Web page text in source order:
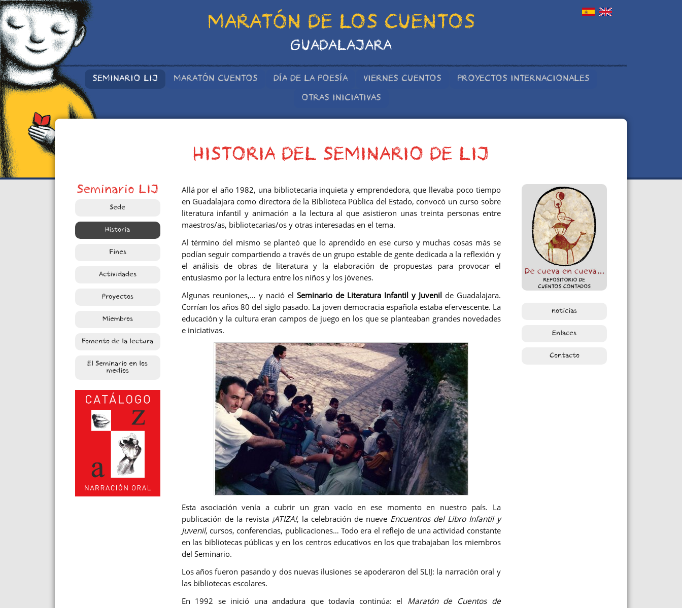
MARATÓN DE LOS CUENTOS
GUADALAJARA
SEMINARIO LIJ MARATÓN CUENTOS DÍA DE LA POESÍA VIERNES CUENTOS PROYECTOS INTERNACIONALES
OTRAS INICIATIVAS
HISTORIA DEL SEMINARIO DE LIJ
Seminario LIJ
Sede
Historia
Fines
Actividades
Proyectos
Miembros
Fomento de la lectura
El Seminario en los
medios
noticias
Enlaces
Contacto
Allá por el año 1982, una bibliotecaria inquieta y emprendedora, que llevaba poco tiempo
en Guadalajara como directora de la Biblioteca Pública del Estado, convocó un curso sobre
literatura infantil y animación a la lectura al que asistieron unas treinta personas entre
maestros/as, bibliotecarias/os y otras interesadas en el tema.
Al término del mismo se planteó que lo aprendido en ese curso y muchas cosas más se
podían seguir compartiendo a través de un grupo estable de gente dedicada a la reflexión y
el análisis de obras de literatura y la elaboración de propuestas para provocar el
entusiasmo por la lectura entre los niños y los jóvenes.
Algunas reuniones,… y nació el Seminario de Literatura Infantil y Juvenilde Guadalajara.
Corrían los años 80 del siglo pasado. La joven democracia española estaba efervescente. La
educación y la cultura eran campos de juego en los que se planteaban grandes novedades
e iniciativas.
Esta asociación venía a cubrir un gran vacío en ese momento en nuestro país. La
publicación de la revista ¡ATIZA!, la celebración de nueve Encuentros del Libro Infantil y
Juvenil, cursos, conferencias, publicaciones… Todo era el reflejo de una actividad constante
en las bibliotecas públicas y en los centros educativos en los que trabajaban los miembros
del Seminario.
Los años fueron pasando y dos nuevas ilusiones se apoderaron del SLIJ: la narración oral y
las bibliotecas escolares.
En 1992 se inició una andadura que todavía continúa: el Maratón de Cuentos de